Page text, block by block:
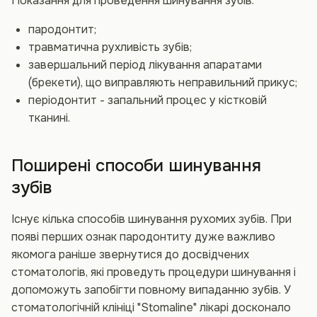
пародонтит;
травматична рухливість зубів;
завершальний період лікування апаратами
(брекети), що виправляють неправильний прикус;
періодонтит - запальний процес у кістковій
тканині.
Поширені способи шинування
зубів
Існує кілька способів шинування рухомих зубів. При
появі перших ознак пародонтиту дуже важливо
якомога раніше звернутися до досвідчених
стоматологів, які проведуть процедури шинування і
допоможуть запобігти повному випаданню зубів. У
стоматологічній клініці "Stomaline" лікарі досконало